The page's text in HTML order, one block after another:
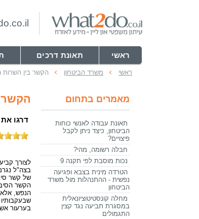
ראשי תאונת דרכים
ראשי משרד הביטחון הקשר בין
הקשר
דרגו
לצורך
בצה"ל
של קשר
הקשר
הנפש, אלא
בערעור
מאמרים בתחום
תאונת עבודה לאנשי כוחות
הביטחון, כיצד ניתן לקבל
פיצויים?
חבלה רשומה, מהי?
נכות מוסבת לפי תקנה 9
הטרדה מינית בצבא ופגיעה
נפשית - ההתנהלות מול משרד
הביטחון
מחלה קונסטיטוציונאלית
במסגרת תביעה נגד קצין
התגמולים